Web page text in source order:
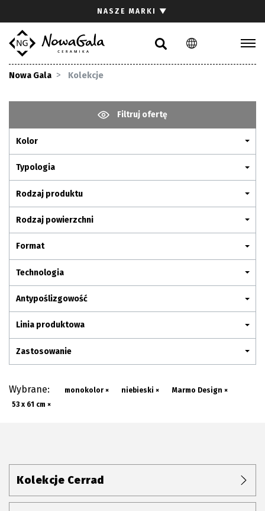
PL EN
NASZE MARKI ▼
Nowa Gala Kolekcje
Filtruj ofertę
Kolor
Typologia
Rodzaj produktu
Rodzaj powierzchni
Format
Technologia
Antypoślizgowość
Linia produktowa
Zastosowanie
Wybrane: monokolor × niebieski ×
Marmo Design ×
53 x 61 cm ×
Kolekcje Cerrad
Gdzie kupić
Pliki do pobrania
Pytania i odpowiedzi
Kariera
Kontakt
Komunikacja z akcjonariuszami